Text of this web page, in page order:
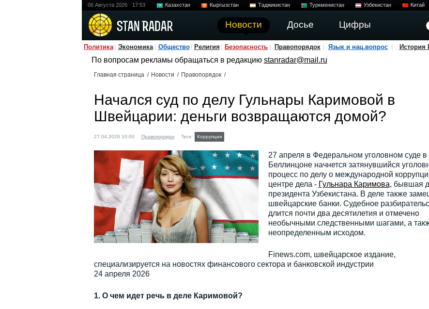
06 Августа 2026 17:53 Казахстан Кыргызстан Таджикистан Туркменистан Узбекистан Китай
Новости Досье Цифры
Политика Экономика Общество Религия Безопасность Правопорядок Язык и нац.вопрос История
По вопросам рекламы обращаться в редакцию stanradar@mail.ru
Главная страница / Новости / Правопорядок /
Начался суд по делу Гульнары Каримовой в
Швейцарии: деньги возвращаются домой?
27.04.2026 10:00 Правопорядок Теги: Коррупция
27 апреля в Федеральном уголовном суде в
Беллинцоне начнется затянувшийся
процесс по делу о международной
центре дела - Гульнара Каримова, бывшая
президента Узбекистана. В деле также
швейцарские банки. Судебное
длится почти два десятилетия и отмечено
необычными следственными шагами, а
неопределенным исходом.
Finews.com, швейцарское издание,
специализируется на новостях финансового сектора и банковской индустрии
24 апреля 2026
1. О чем идет речь в деле Каримовой?